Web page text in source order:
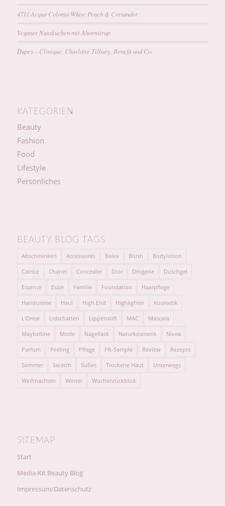
4711 Acqua Colonia White Peach & Coriander
Veganer Nusskuchen mit Ahornsirup
Dupes – Clinique, Charlotte Tilbury, Benefit und Co.
KATEGORIEN
Beauty
Fashion
Food
Lifestyle
Persönliches
BEAUTY BLOG TAGS
Abschminken Accessoires Balea Blush Bodylotion
Catrice Chanel Concealer Dior Drogerie Duschgel
Essence Essie Familie Foundation Haarpflege
Handcreme Haul High End Highlighter Kosmetik
L'Oréal Lidschatten Lippenstift MAC Mascara
Maybelline Mode Nagellack Naturkosmetik Nivea
Parfum Peeling Pflege PR-Sample Review Rezepte
Sommer Swatch Süßes Trockene Haut Unterwegs
Weihnachten Winter Wochenrückblick
SITEMAP
Start
Media-Kit Beauty Blog
Impressum/Datenschutz